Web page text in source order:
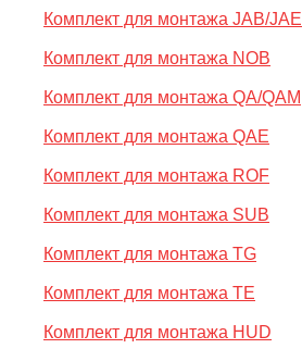
Комплект для монтажа JAB/JAE
Комплект для монтажа NOB
Комплект для монтажа QA/QAM
Комплект для монтажа QAE
Комплект для монтажа ROF
Комплект для монтажа SUB
Комплект для монтажа TG
Комплект для монтажа TE
Комплект для монтажа HUD